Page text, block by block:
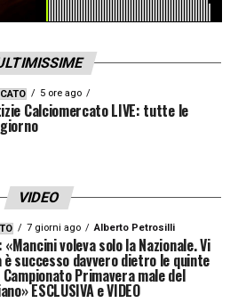
5 ore ago
Calciomercato LIVE: tutte le
VIDEO
7 giorni ago Alberto Petrosilli
voleva solo la Nazionale. Vi
è successo davvero dietro le quinte
Campionato Primavera male del
ESCLUSIVA e VIDEO